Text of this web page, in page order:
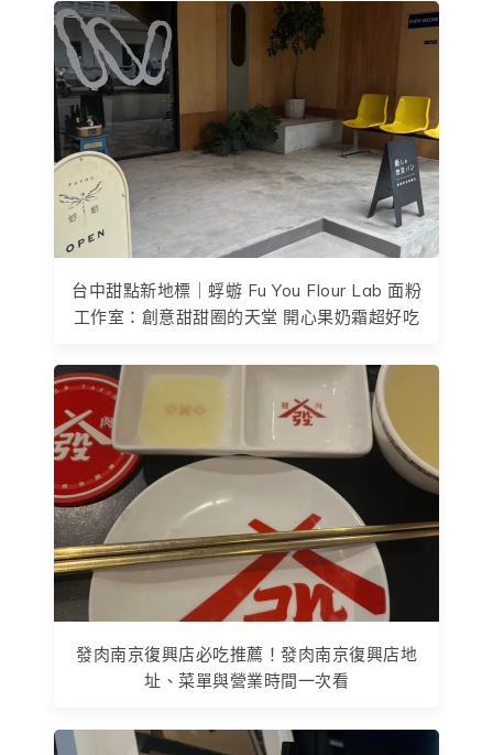
台中甜點新地標｜蜉蝣 Fu You Flour Lab 面粉
工作室：創意甜甜圈的天堂 開心果奶霜超好吃
發肉南京復興店必吃推薦！發肉南京復興店地
址、菜單與營業時間一次看